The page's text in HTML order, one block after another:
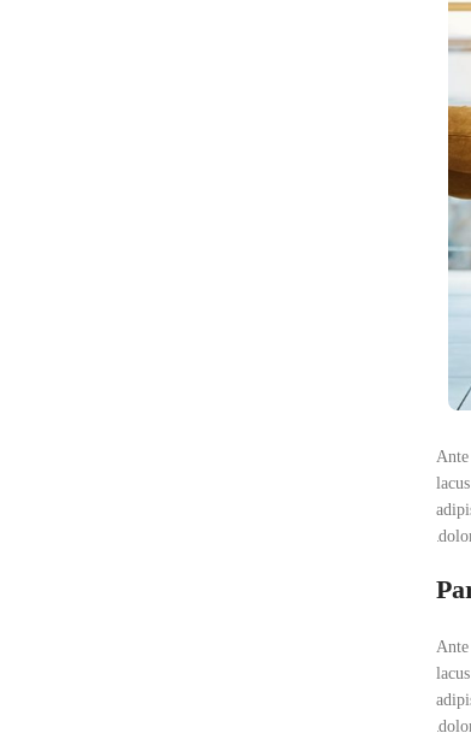
Ante
Ante